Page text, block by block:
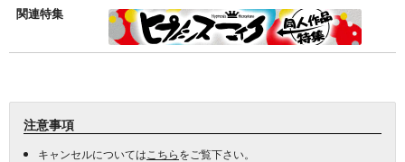
関連特集
注意事項
キャンセルについては こちらをご覧下さい。